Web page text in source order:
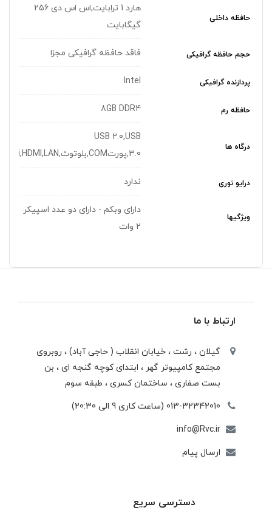
حافظه داخلی
هارد 1 ترابایت,اس اس دی 256
گیگابایت
حجم حافظه گرافیکی فاقد حافظه گرافیکی مجزا
پردازنده گرافیکی Intel
حافظه رم 8GB DDR4
درگاه ها
USB 2.0,USB
3.0,پورتCOM,بلوتوث,WiFi,HDMI,LAN
درایو نوری ندارد
ویژگیها
دارای وبکم - دارای دو عدد اسپیکر
2 وات
ارتباط با ما
گیلان ، رشت ، خيابان انقلاب ( حاجی آباد) ، روبروی
مجتمع كامپيوتر گهر ، ابتدای كوچه گنجه ای ، بن
بست صفاری ، ساختمان كسری ، طبقه سوم
013-32342010 (ساعت کاری 9 الی 20:30)
info@Rvc.ir
ارسال پیام
دسترسی سریع